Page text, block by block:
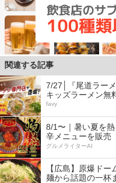
関連する記事
7/27│『尾道ラー
キッズラーメン無
favy
8/1〜｜暑い夏を
辛メニューを販売
グルメライターAI
【広島】原爆ド
麺から話題の一杯